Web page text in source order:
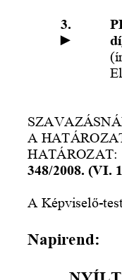
3.
►
El
A
HATÁROZAT:
348/2008.
A Képviselő-
Napirend: